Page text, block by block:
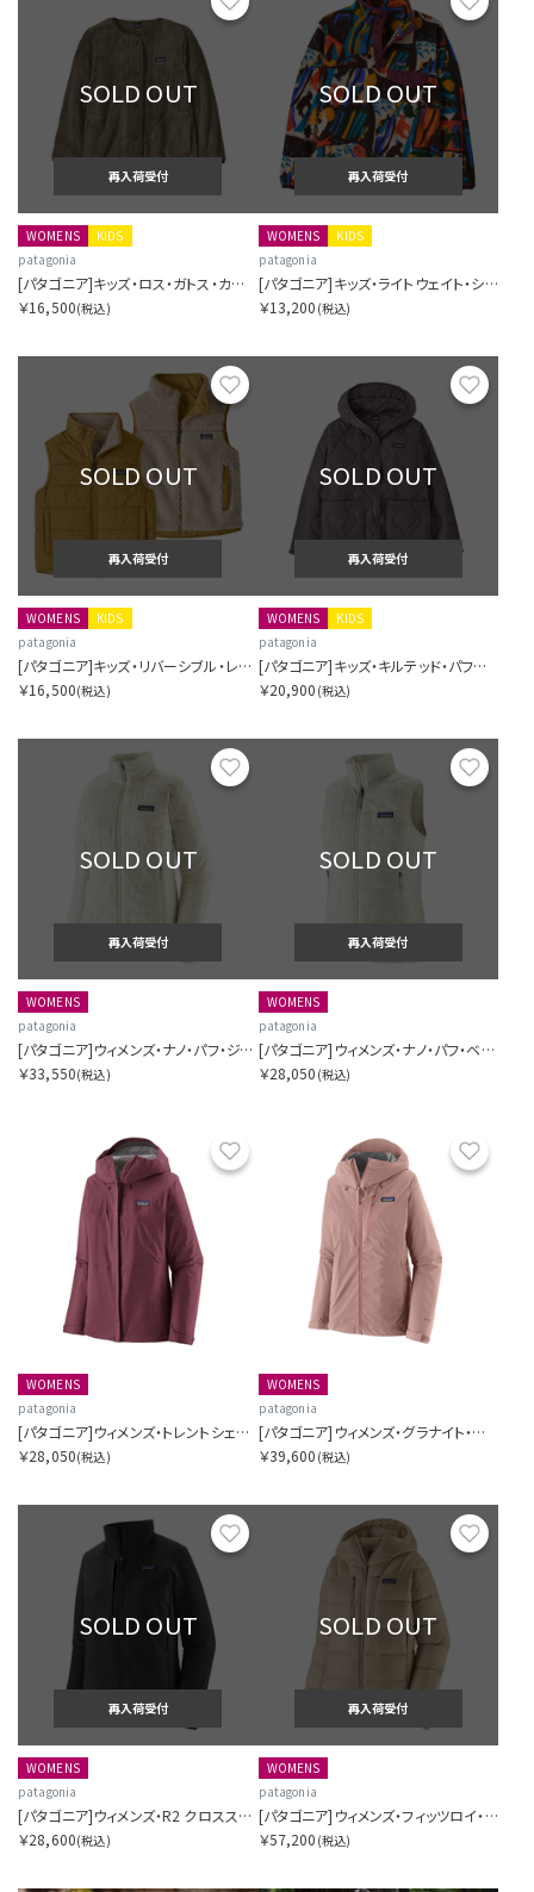
SOLD OUT
再入荷受付
WOMENS
KIDS
patagonia
[パタゴニア]キッズ・ロス・ガトス・カーディガン
￥16,500(税込)
SOLD OUT
再入荷受付
WOMENS
KIDS
patagonia
[パタゴニア]キッズ・ライトウェイト・シンチラ・スナップT・プルオーバー
￥13,200 (税込)
お気に入り
SOLD OUT
再入荷受付
WOMENS
KIDS
patagonia
[パタゴニア]キッズ・リバーシブル・レディ・フレディ・ベスト
￥16,500(税込)
SOLD OUT
再入荷受付
WOMENS
KIDS
patagonia
[パタゴニア]キッズ・キルテッド・パファー
￥20,900 (税込)
お気に入り
SOLD OUT
再入荷受付
WOMENS
patagonia
[パタゴニア]ウィメンズ・ナノ・パフ・ジャケット
￥33,550(税込)
SOLD OUT
再入荷受付
WOMENS
patagonia
[パタゴニア]ウィメンズ・ナノ・パフ・ベスト
￥28,050 (税込)
お気に入り
WOMENS
patagonia
[パタゴニア]ウィメンズ・トレントシェル3L・レイン・ジャケット
￥28,050(税込)
WOMENS
patagonia
[パタゴニア]ウィメンズ・グラナイト・クレスト・レイン・ジャケット
￥39,600 (税込)
お気に入り
SOLD OUT
再入荷受付
WOMENS
patagonia
[パタゴニア]ウィメンズ・R2 クロスストラタ・ジャケット
￥28,600(税込)
SOLD OUT
再入荷受付
WOMENS
patagonia
[パタゴニア]ウィメンズ・フィッツロイ・ダウン・フーディ
￥57,200 (税込)